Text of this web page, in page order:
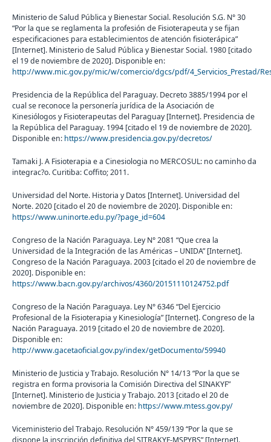
Ministerio de Salud Pública y Bienestar Social. Resolución S.G. N° 30
“Por la que se reglamenta la profesión de Fisioterapeuta y se fijan
especificaciones para establecimientos de atención fisioterápica”
[Internet]. Ministerio de Salud Pública y Bienestar Social. 1980 [citado
el 19 de noviembre de 2020]. Disponible en:
http://www.mic.gov.py/mic/w/comercio/dgcs/pdf/4_Servicios_Prestad/
Presidencia de la República del Paraguay. Decreto 3885/1994 por el
cual se reconoce la personería jurídica de la Asociación de
Kinesiólogos y Fisioterapeutas del Paraguay [Internet]. Presidencia de
la República del Paraguay. 1994 [citado el 19 de noviembre de 2020].
Disponible en: https://www.presidencia.gov.py/decretos/
Tamaki J. A Fisioterapia e a Cinesiologia no MERCOSUL: no caminho da
integrac?o. Curitiba: Coffito; 2011.
Universidad del Norte. Historia y Datos [Internet]. Universidad del
Norte. 2020 [citado el 20 de noviembre de 2020]. Disponible en:
https://www.uninorte.edu.py/?page_id=604
Congreso de la Nación Paraguaya. Ley N° 2081 “Que crea la
Universidad de la Integración de las Américas – UNIDA” [Internet].
Congreso de la Nación Paraguaya. 2003 [citado el 20 de noviembre de
2020]. Disponible en:
https://www.bacn.gov.py/archivos/4360/20151110124752.pdf
Congreso de la Nación Paraguaya. Ley N° 6346 “Del Ejercicio
Profesional de la Fisioterapia y Kinesiología” [Internet]. Congreso de la
Nación Paraguaya. 2019 [citado el 20 de noviembre de 2020].
Disponible en:
http://www.gacetaoficial.gov.py/index/getDocumento/59940
Ministerio de Justicia y Trabajo. Resolución N° 14/13 “Por la que se
registra en forma provisoria la Comisión Directiva del SINAKYF”
[Internet]. Ministerio de Justicia y Trabajo. 2013 [citado el 20 de
noviembre de 2020]. Disponible en: https://www.mtess.gov.py/
Viceministerio del Trabajo. Resolución N° 459/139 “Por la que se
dispone la inscripción definitiva del SITRAKYF-MSPYBS” [Internet].